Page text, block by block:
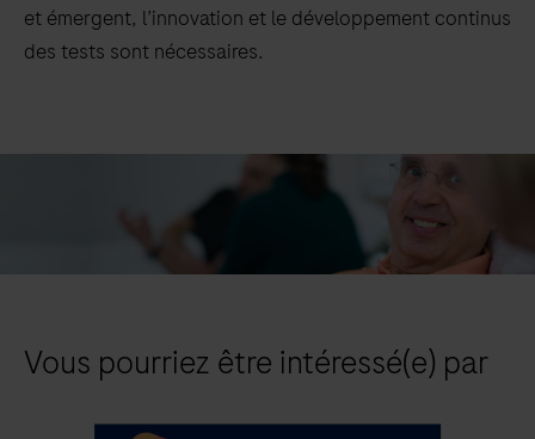
et émergent, l’innovation et le développement continus
des tests sont nécessaires.
Vous pourriez être intéressé(e) par